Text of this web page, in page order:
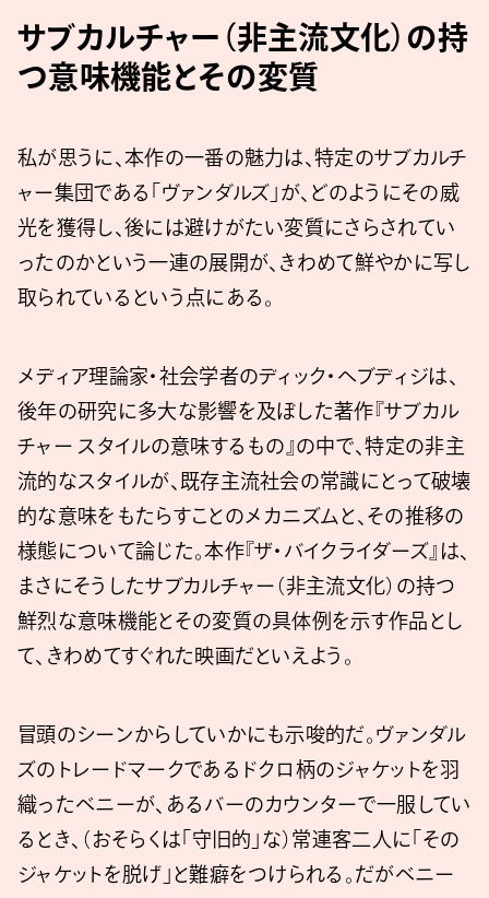
サブカルチャー（非主流文化）の持
つ意味機能とその変質
私が思うに、本作の一番の魅力は、特定のサブカルチ
ャー集団である「ヴァンダルズ」が、どのようにその威
光を獲得し、後には避けがたい変質にさらされてい
ったのかという一連の展開が、きわめて鮮やかに写し
取られているという点にある。
メディア理論家・社会学者のディック・ヘブディジは、
後年の研究に多大な影響を及ぼした著作『サブカル
チャー スタイルの意味するもの』の中で、特定の非主
流的なスタイルが、既存主流社会の常識にとって破壊
的な意味をもたらすことのメカニズムと、その推移の
様態について論じた。本作『ザ・バイクライダーズ』は、
まさにそうしたサブカルチャー（非主流文化）の持つ
鮮烈な意味機能とその変質の具体例を示す作品とし
て、きわめてすぐれた映画だといえよう。
冒頭のシーンからしていかにも示唆的だ。ヴァンダル
ズのトレードマークであるドクロ柄のジャケットを羽
織ったベニーが、あるバーのカウンターで一服してい
るとき、（おそらくは「守旧的」な）常連客二人に「その
ジャケットを脱げ」と難癖をつけられる。だがベニー